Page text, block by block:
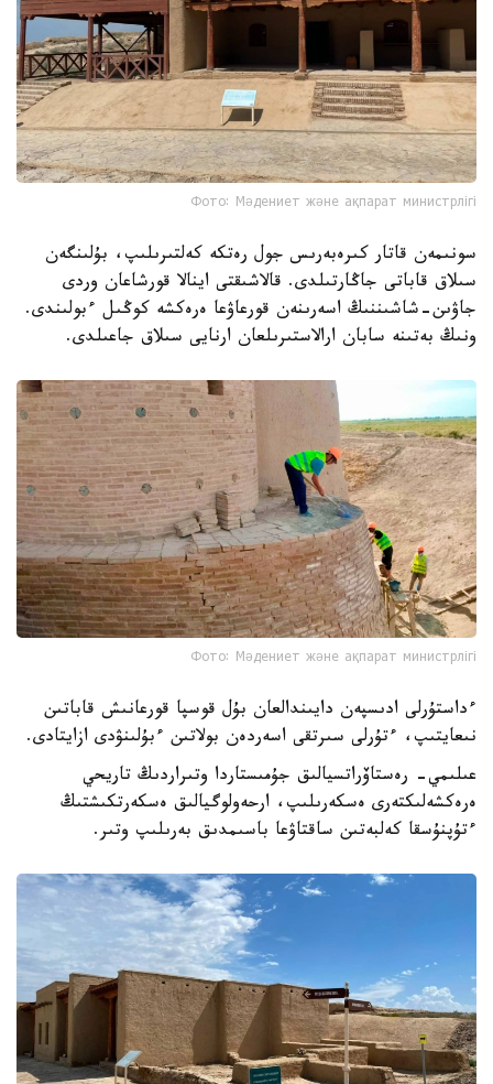
Фото: Мәдениет және ақпарат министрлігі
سونىمەن قاتار كىرەبەرىس جول رەتكە كەلتىرىلىپ، بۇلىنگەن
سىلاق قاباتى جاڭارتىلدى. قالاشىقتى اينالا قورشاعان وردى
جاۋىن-شاشىننىڭ اسەرىنەن قورعاۋعا ەرەكشە كوڭىل ءبولىندى.
ونىڭ بەتىنە سابان ارالاستىرىلعان ارنايى سىلاق جاعىلدى.
Фото: Мәдениет және ақпарат министрлігі
ءداستۇرلى ادىسپەن دايىندالعان بۇل قوسپا قورعانىش قاباتىن
نىعايتىپ، ءتۇرلى سىرتقى اسەردەن بولاتىن ءبۇلىنۋدى ازايتادى.
عىلىمي- رەستاۆراتسيالىق جۇمىستاردا وتىراردىڭ تاريحي
ەرەكشەلىكتەرى ەسكەرىلىپ، ارحەولوگيالىق ەسكەرتكىشتىڭ
ءتۇپنۇسقا كەلبەتىن ساقتاۋعا باسىمدىق بەرىلىپ وتىر.